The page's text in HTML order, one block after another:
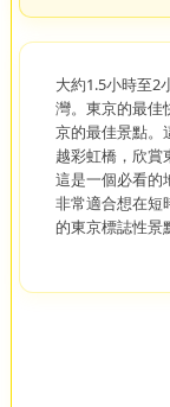
大約1.5小時至2
灣。東京的最佳
京的最佳景點。
越彩虹橋，欣賞
這是一個必看的
非常適合想在短
的東京標誌性景